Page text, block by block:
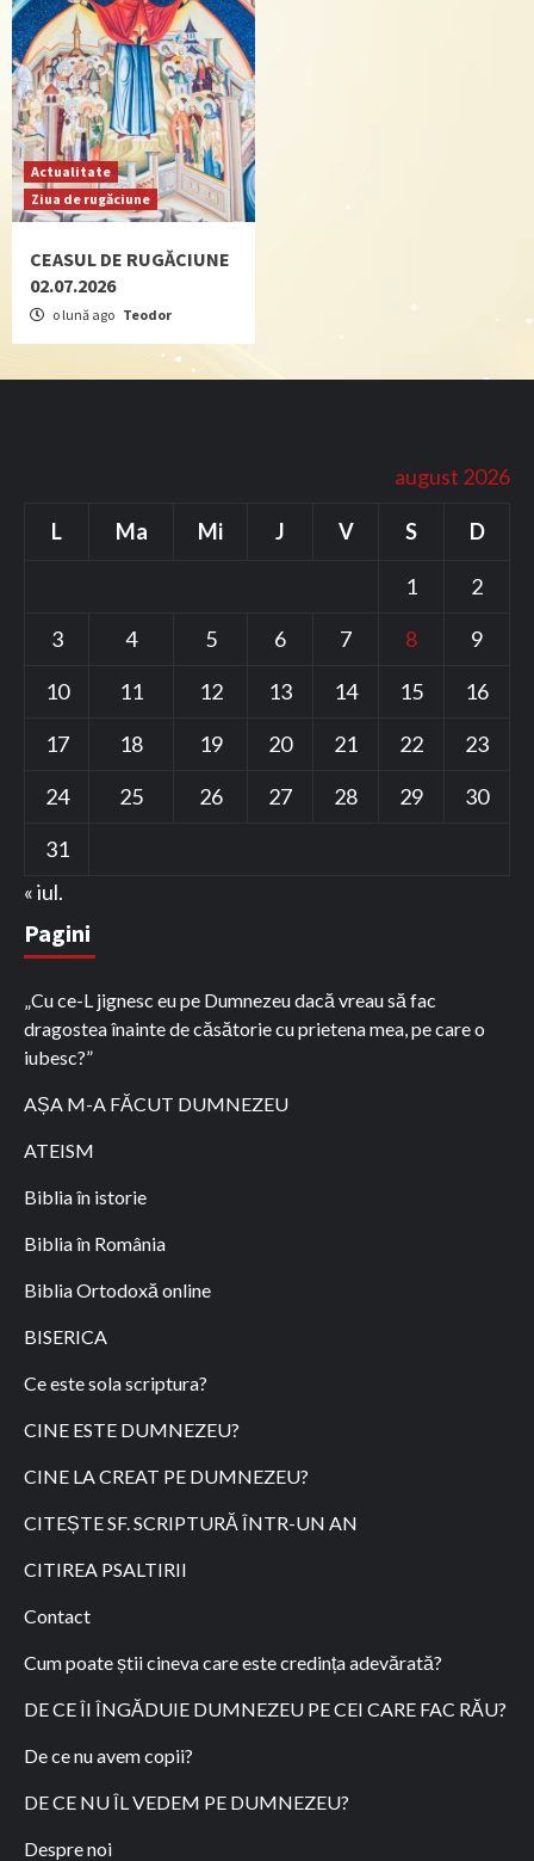
Actualitate
Ziua de rugăciune
CEASUL DE RUGĂCIUNE
02.07.2026
o lună ago Teodor
august 2026
L Ma Mi J V S D
1
2
3
4 5 6 7 8
9
10
11 12 13 14 15
16
17
18 19 20 21 22
23
24
25 26 27 28 29
30
31
« iul.
Pagini
„Cu ce-L jignesc eu pe Dumnezeu dacă vreau să fac
dragostea înainte de căsătorie cu prietena mea, pe care o
iubesc?”
AȘA M-A FĂCUT DUMNEZEU
ATEISM
Biblia în istorie
Biblia în România
Biblia Ortodoxă online
BISERICA
Ce este sola scriptura?
CINE ESTE DUMNEZEU?
CINE LA CREAT PE DUMNEZEU?
CITEȘTE SF. SCRIPTURĂ ÎNTR-UN AN
CITIREA PSALTIRII
Contact
Cum poate știi cineva care este credința adevărată?
DE CE ÎI ÎNGĂDUIE DUMNEZEU PE CEI CARE FAC RĂU?
De ce nu avem copii?
DE CE NU ÎL VEDEM PE DUMNEZEU?
Despre noi